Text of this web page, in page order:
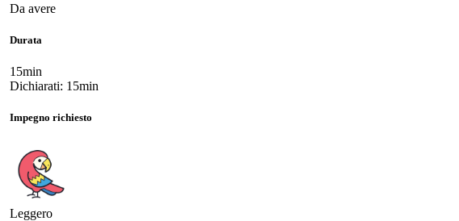
Da avere
Durata
15min
Dichiarati: 15min
Impegno richiesto
Leggero